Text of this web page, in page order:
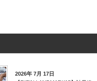
2026年 7月 17日